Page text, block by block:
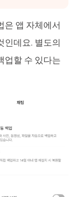
은 앱 자체에서
인데요. 별도의
업할 수 있다는